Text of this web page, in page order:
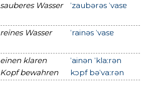
sauberes Wasser ˈzaubərəs ˈvasɐ
reines Wasser ˈrainəs ˈvasɐ
einen klaren
Kopf bewahren
ˈainən ˈklaːrən
kɔpf bəˈvaːrən